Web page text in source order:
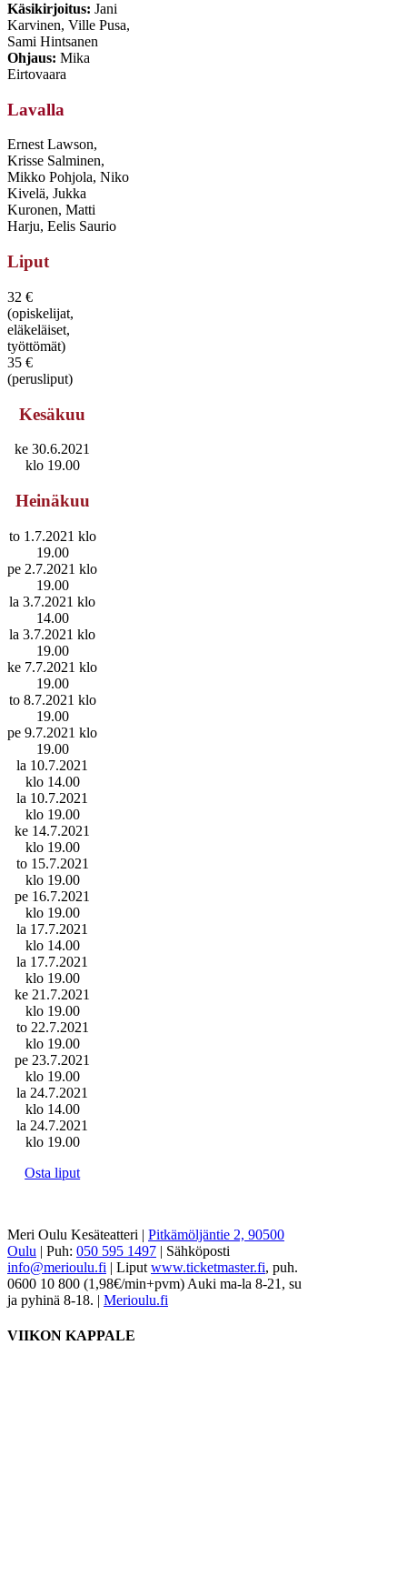
Käsikirjoitus: Jani
Karvinen, Ville Pusa,
Sami Hintsanen
Ohjaus: Mika
Eirtovaara
Lavalla
Ernest Lawson,
Krisse Salminen,
Mikko Pohjola, Niko
Kivelä, Jukka
Kuronen, Matti
Harju, Eelis Saurio
Liput
32 €
(opiskelijat,
eläkeläiset,
työttömät)
35 €
(perusliput)
Kesäkuu
ke 30.6.2021
klo 19.00
Heinäkuu
to 1.7.2021 klo
19.00
pe 2.7.2021 klo
19.00
la 3.7.2021 klo
14.00
la 3.7.2021 klo
19.00
ke 7.7.2021 klo
19.00
to 8.7.2021 klo
19.00
pe 9.7.2021 klo
19.00
la 10.7.2021
klo 14.00
la 10.7.2021
klo 19.00
ke 14.7.2021
klo 19.00
to 15.7.2021
klo 19.00
pe 16.7.2021
klo 19.00
la 17.7.2021
klo 14.00
la 17.7.2021
klo 19.00
ke 21.7.2021
klo 19.00
to 22.7.2021
klo 19.00
pe 23.7.2021
klo 19.00
la 24.7.2021
klo 14.00
la 24.7.2021
klo 19.00
Osta liput
Meri Oulu Kesäteatteri | Pitkämöljäntie 2, 90500
Oulu | Puh: 050 595 1497 | Sähköposti
info@merioulu.fi | Liput www.ticketmaster.fi, puh.
0600 10 800 (1,98€/min+pvm) Auki ma-la 8-21, su
ja pyhinä 8-18. | Merioulu.fi
VIIKON KAPPALE